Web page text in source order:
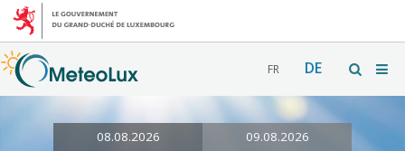
FR DE
08.08.2026 09.08.2026